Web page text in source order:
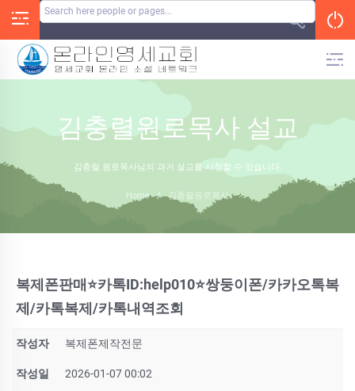
김충렬원로목사 설교
김충렬 원로목사님의 과거 설교를 시청할 수 있습니다.
Home / 김충렬원로목사
복제폰판매⭐카톡ID:help010⭐쌍둥이폰/카카오톡복
제/카톡복제/카톡내역조회
작성자 복제폰제작전문
작성일 2026-01-07 00:02